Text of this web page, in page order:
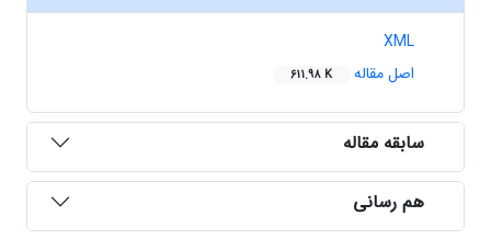
XML
اصل مقاله
611.98 K
سابقه مقاله
هم رسانی